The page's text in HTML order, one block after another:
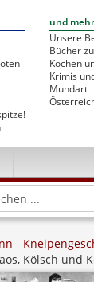
und
Unsere
Bücher
Kochen
Krimis
Mundart
-
Kölsch und